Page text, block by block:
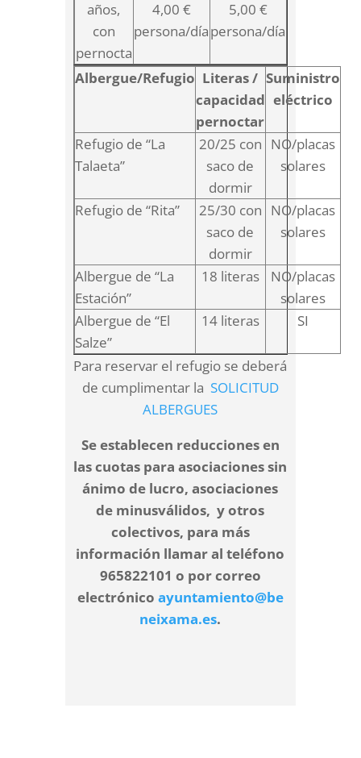
años,
con
pernocta
4,00 €
persona/día
5,00 €
persona/día
Albergue/Refugio Literas /
capacidad
pernoctar
Suministro
eléctrico
Refugio de “La
Talaeta”
20/25 con
saco de
dormir
NO/placas
solares
Refugio de “Rita”
25/30 con
saco de
dormir
NO/placas
solares
Albergue de “La
Estación”
18 literas
NO/placas
solares
Albergue de “El
Salze”
14 literas SI
Para reservar el refugio se deberá
de cumplimentar la SOLICITUD
ALBERGUES
Se establecen reducciones en
las cuotas para asociaciones sin
ánimo de lucro, asociaciones
de minusválidos, y otros
colectivos, para más
información llamar al teléfono
965822101 o por correo
electrónico ayuntamiento@be
neixama.es.